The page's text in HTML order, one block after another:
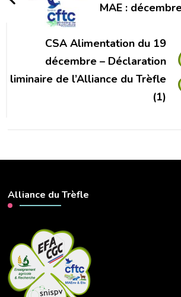
MAE :
CSA Alimentation du 19
décembre – Déclaration
liminaire de l’Alliance du Trèfle
(1)
Alliance du Trèfle